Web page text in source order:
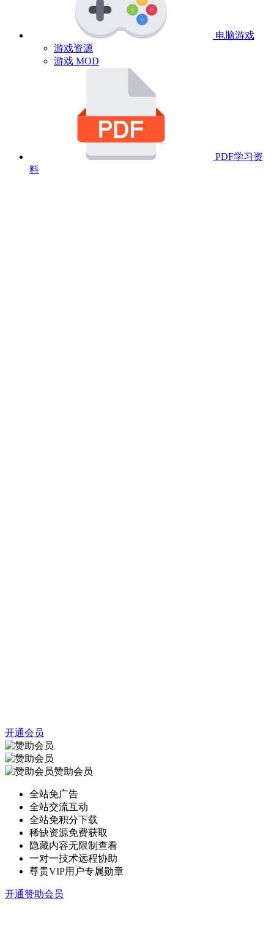
电脑游戏
游戏资源
游戏 MOD
PDF学习资
料
开通会员
赞助会员
全站免广告
全站交流互动
全站免积分下载
稀缺资源免费获取
隐藏内容无限制查看
一对一技术远程协助
尊贵VIP用户专属勋章
开通赞助会员